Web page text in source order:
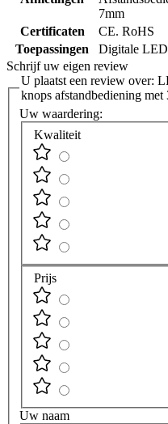
7mm
Certificaten
CE. RoHS
Toepassingen
Digitale
Schrijf uw eigen review
U plaatst een review over:
knops afstandbediening met
Uw waardering:
Kwaliteit
Prijs
Uw naam